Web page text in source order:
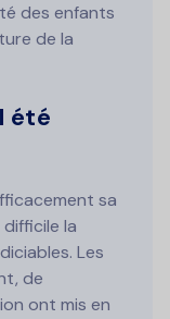
des enfants
de la
été
sa
la
Les
de
ont mis en